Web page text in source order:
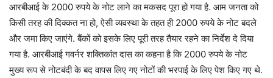
आरबीआई के 2000 रुपये के नोट लाने का मकसद पूरा हो गया है. आम जनता को
किसी तरह की दिक्कत ना हो, ऐसी व्यवस्था के तहत ही 2000 रुपये के नोट बदले
और जमा किए जाएंगे. बैंकों को इसके लिए पूरी तरह तैयार रहने का निर्देश दे दिया
गया है. आरबीआई गवर्नर शक्तिकांत दास का कहना है कि 2000 रुपये के नोट
मुख्य रूप से नोटबंदी के बद वापस लिए गए नोटों की भरपाई के लिए पेश किए गए थे.